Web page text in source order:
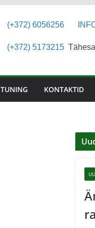
(+372) 6056256
(+372) 5173215
TUNING KONTAKTID